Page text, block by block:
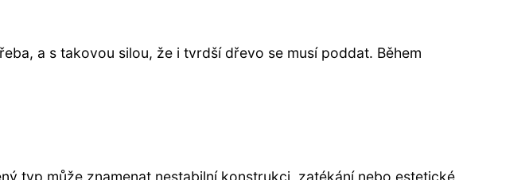
a s takovou silou, že i tvrdší dřevo se musí poddat. Během
typ může znamenat nestabilní konstrukci, zatékání nebo estetické